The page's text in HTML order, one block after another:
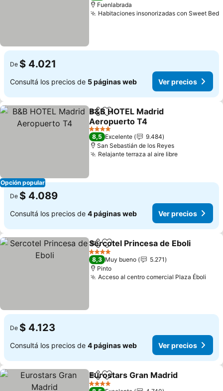
Fuenlabrada
Habitaciones insonorizadas con Sweet Bed
De $ 4.021
Consultá los precios de 5 páginas web Ver precios
Opción popular
CompartirAñadir a favoritos
B&B HOTEL Madrid
Aeropuerto T4
Ver precios
4 Estrellas
8,5 Excelente
9.484
San Sebastián de los Reyes
Relajante terraza al aire libreVer precios
De $ 4.089
Consultá los precios de 4 páginas web Ver precios
CompartirAñadir a favoritos
Sercotel Princesa de Eboli
4 Estrellas
8,3 Muy bueno
5.271
Pinto
Acceso al centro comercial Plaza Éboli
De $ 4.123
Consultá los precios de 4 páginas web Ver precios
CompartirAñadir a favoritos
Eurostars Gran Madrid
4 Estrellas